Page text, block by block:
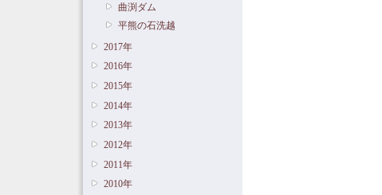
曲渕ダム
平熊の石洗越
2017年
2016年
2015年
2014年
2013年
2012年
2011年
2010年